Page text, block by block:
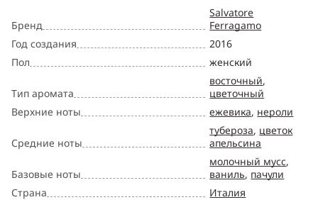
Бренд
Год создания
Пол
Тип аромата
Верхние ноты
Средние ноты
Базовые ноты
Страна
Salvatore
Ferragamo
2016
женский
восточный,
цветочный
ежевика, нероли
тубероза, цветок
апельсина
молочный мусс,
ваниль, пачули
Италия